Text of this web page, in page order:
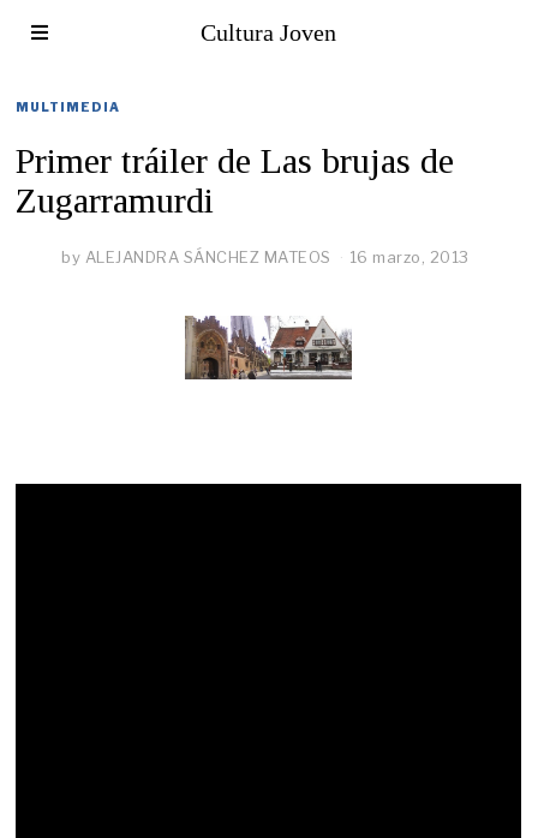
Cultura Joven
MULTIMEDIA
Primer tráiler de Las brujas de
Zugarramurdi
by ALEJANDRA SÁNCHEZ MATEOS 16 marzo, 2013